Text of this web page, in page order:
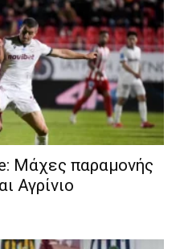
Μάχες παραμονής
Αγρίνιο